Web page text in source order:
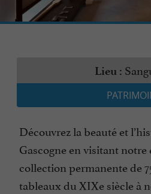
Lieu :
Découvrez la beauté et
Gascogne en visitant
collection permanente de
tableaux du XIXe siècle à